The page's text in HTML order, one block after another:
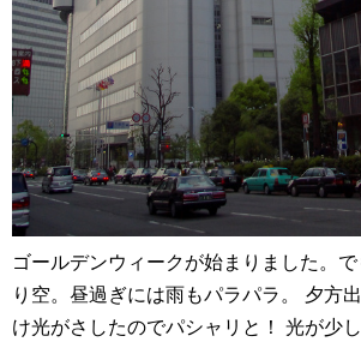
ゴールデンウィークが始まりました。
り空。昼過ぎには雨もパラパラ。 夕方
け光がさしたのでパシャリと！ 光が少